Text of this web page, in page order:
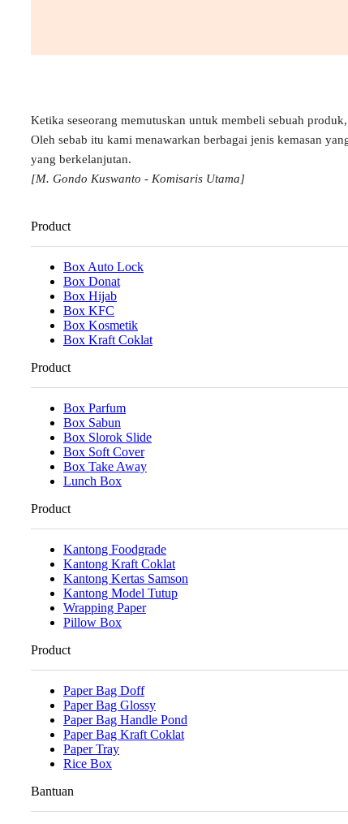
Ketika seseorang memutuskan untuk membeli sebuah
Oleh sebab itu kami menawarkan berbagai jenis kemasan
yang berkelanjutan.
[M. Gondo Kuswanto - Komisaris Utama]
Product
Box Auto Lock
Box Donat
Box Hijab
Box KFC
Box Kosmetik
Box Kraft Coklat
Product
Box Parfum
Box Sabun
Box Slorok Slide
Box Soft Cover
Box Take Away
Lunch Box
Product
Kantong Foodgrade
Kantong Kraft Coklat
Kantong Kertas Samson
Kantong Model Tutup
Wrapping Paper
Pillow Box
Product
Paper Bag Doff
Paper Bag Glossy
Paper Bag Handle Pond
Paper Bag Kraft Coklat
Paper Tray
Rice Box
Bantuan